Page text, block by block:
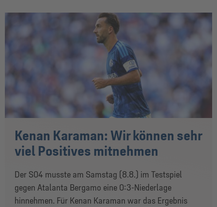
Kenan Karaman: Wir können sehr
viel Positives mitnehmen
Der S04 musste am Samstag (8.8.) im Testspiel
gegen Atalanta Bergamo eine 0:3-Niederlage
hinnehmen. Für Kenan Karaman war das Ergebnis